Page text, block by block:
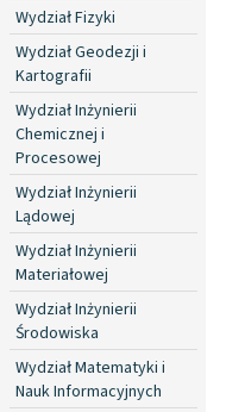
Wydział Fizyki
Wydział Geodezji i
Kartografii
Wydział Inżynierii
Chemicznej i
Procesowej
Wydział Inżynierii
Lądowej
Wydział Inżynierii
Materiałowej
Wydział Inżynierii
Środowiska
Wydział Matematyki i
Nauk Informacyjnych